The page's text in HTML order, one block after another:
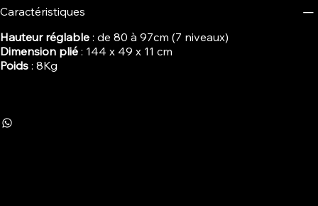
Caractéristiques
Hauteur réglable : de 80 à 97cm (7 niveaux)
Dimension plié : 144 x 49 x 11 cm
Poids : 8Kg